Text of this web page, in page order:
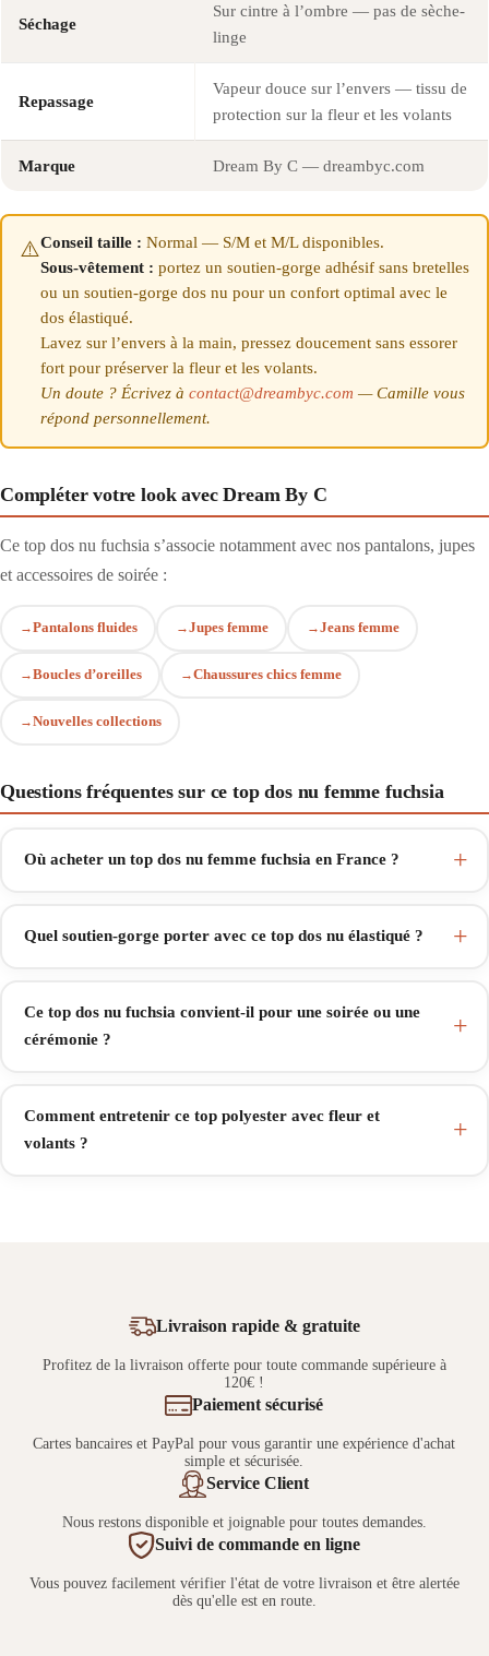
Séchage
Sur cintre à l’ombre — pas de sèche-
linge
Repassage
Vapeur douce sur l’envers — tissu de
protection sur la fleur et les volants
Marque Dream By C — dreambyc.com
⚠️Conseil taille : Normal — S/M et M/L disponibles.
Sous-vêtement : portez un soutien-gorge adhésif sans bretelles
ou un soutien-gorge dos nu pour un confort optimal avec le
dos élastiqué.
Lavez sur l’envers à la main, pressez doucement sans essorer
fort pour préserver la fleur et les volants.
Un doute ? Écrivez à contact@dreambyc.com — Camille vous
répond personnellement.
Compléter votre look avec Dream By C
Ce top dos nu fuchsia s’associe notamment avec nos pantalons, jupes
et accessoires de soirée :
Pantalons fluides Jupes femme Jeans femme
Boucles d’oreilles Chaussures chics femme
Nouvelles collections
Questions fréquentes sur ce top dos nu femme fuchsia
Où acheter un top dos nu femme fuchsia en France ?
Quel soutien-gorge porter avec ce top dos nu élastiqué ?
Ce top dos nu fuchsia convient-il pour une soirée ou une
cérémonie ?
Comment entretenir ce top polyester avec fleur et
volants ?
Livraison rapide & gratuite
Profitez de la livraison offerte pour toute commande supérieure à
120€ !
Paiement sécurisé
Cartes bancaires et PayPal pour vous garantir une expérience d'achat
simple et sécurisée.
Service Client
Nous restons disponible et joignable pour toutes demandes.
Suivi de commande en ligne
Vous pouvez facilement vérifier l'état de votre livraison et être alertée
dès qu'elle est en route.